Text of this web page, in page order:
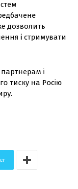
дозволить
і стримувати
і
тиску на Росію